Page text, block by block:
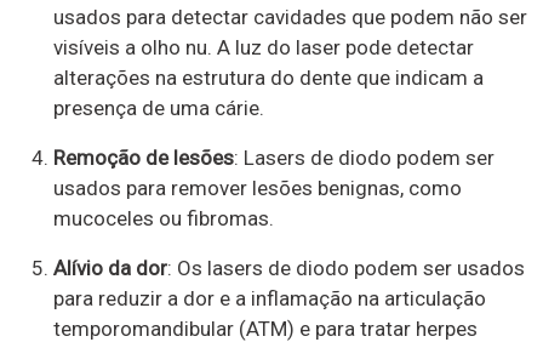
usados ​​para detectar cavidades que podem não ser
visíveis a olho nu. A luz do laser pode detectar
alterações na estrutura do dente que indicam a
presença de uma cárie.
Remoção de lesões: Lasers de diodo podem ser
usados ​​para remover lesões benignas, como
mucoceles ou fibromas.
Alívio da dor: Os lasers de diodo podem ser usados
​​para reduzir a dor e a inflamação na articulação
temporomandibular (ATM) e para tratar herpes